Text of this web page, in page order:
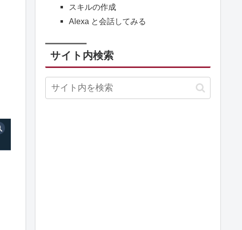
スキルの作成
Alexa と会話してみる
サイト内検索